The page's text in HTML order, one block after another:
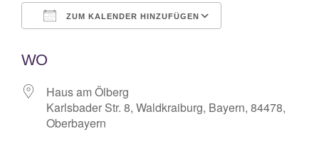
ZUM KALENDER HINZUFÜGEN
WO
Haus am Ölberg
Karlsbader Str. 8, Waldkraiburg, Bayern, 84478,
Oberbayern